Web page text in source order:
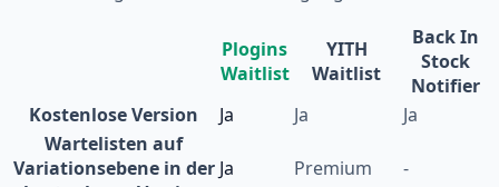
Plogins
Waitlist
YITH
Waitlist
Back In
Stock
Notifier
Kostenlose Version
Ja Ja
Ja
Wartelisten auf
Variationsebene in der Ja Premium -